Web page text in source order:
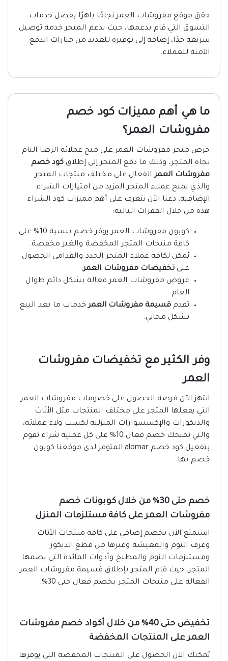
حقق موقع مفروشات العمر نجاحًا باهرًا بفضل خدمات
التسوق التي قام بدعمها، حيث يدعم المتجر خدمة توصيل
سريعة جدًا، إضافة إلى توفيره للعديد من خيارات الدفع
الآمنة للعملاء.
ما هي أهم مميزات كود خصم
مفروشات العمر؟
حرص متجر مفروشات العمر على منح عملائه الرضا التام
تجاه المتجر، وذلك ما دفع المتجر إلى إطلاق كود خصم
مفروشات العمرالفعال على مختلف منتجات المتجر
والذي يمنح عملاء المتجر المزيد من امتيازات الشراء
الإضافية، دعنا الآن نتعرف على أهم مميزات كود الشراء
هذه من خلال الفقرات التالية:
كوبون مفروشات العمر يوفر خصم بنسبة 10% على
كافة منتجات المتجر المخفضة والغير مخفضة.
يُمكن لكافة عملاء المتجر الجدد والقدامى الحصول
على تخفيضات مفروشات العمر.
عروض مفروشات العمر فعالة بشكل دائم طوال
العام.
تقدم قسيمة مفروشات العمرخدمات ما بعد البيع
بشكل مجاني.
وفر الكثير مع تخفيضات مفروشات
العمر
انتهز الآن فرصة الحصول على خصومات مفروشات العمر
التي يفعلها المتجر على مختلف المنتجات مثل الأثاث
والديكورات والإكسسوارات المنزلية لكسب ولاء عملائه،
والتي تمنحك خصم فعال 10% على كل عملية شراء تقوم
بتفعيل كود خصم alomar المتوفر لدى موقعنا كوبون
خصم بها.
خصم حتى 30% من خلال كوبونات خصم
مفروشات العمر على كافة مستلزمات المنزل
استمتع الآن بخصم إضافي على كافة منتجات الأثاث
وغرف النوم والمعيشة وغيرها من قطع الديكور
ومستلزمات النوم والمطبخ وأدوات المائدة التي يضمها
المتجر، حيث قام المتجر بإطلاق قسيمة مفروشات العمر
الفعالة على منتجات المتجر بخصم فعال حتى 30%.
تخفيض حتى 40% من خلال أكواد خصم مفروشات
العمر على المنتجات المخفضة
يُمكنك الآن الحصول على المنتجات المخفضة التي يوفرها